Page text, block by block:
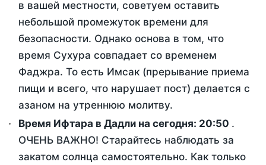
в вашей местности, советуем оставить
небольшой промежуток времени для
безопасности. Однако основа в том, что
время Сухура совпадает со временем
Фаджра. То есть Имсак (прерывание приема
пищи и всего, что нарушает пост) делается с
азаном на утреннюю молитву.
Время Ифтара в Дадли на сегодня: 20:50 .
ОЧЕНЬ ВАЖНО! Старайтесь наблюдать за
закатом солнца самостоятельно. Как только